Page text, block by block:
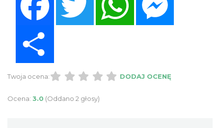
Twoja ocena: DODAJ OCENĘ
Ocena: 3.0 (Oddano 2 głosy)